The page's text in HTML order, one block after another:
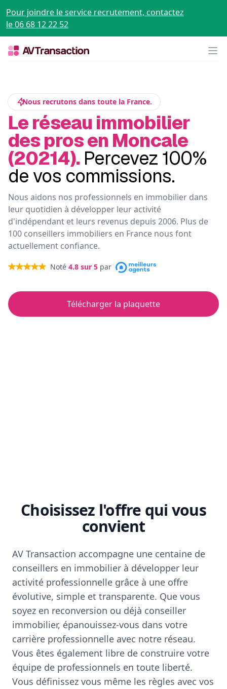
Pour joindre le service recrutement, contactez
le 06 68 12 22 52
Nous recrutons dans toute la France.
Le réseau immobilier
des pros en Moncale
(20214). Percevez 100%
de vos commissions.
Nous aidons nos professionnels en immobilier dans
leur quotidien à développer leur activité
d'indépendant et leurs revenus depuis 2006. Plus de
100 conseillers immobiliers en France nous font
actuellement confiance.
Noté 4.8 sur 5 par
Télécharger la plaquette
Choisissez l'offre qui vous
convient
AV Transaction accompagne une centaine de
conseillers en immobilier à développer leur
activité professionnelle grâce à une offre
évolutive, simple et transparente. Que vous
soyez en reconversion ou déjà conseiller
immobilier, épanouissez-vous dans votre
carrière professionnelle avec notre réseau.
Vous êtes également libre de construire votre
équipe de professionnels en toute liberté.
Vous définissez vous même les règles avec vos